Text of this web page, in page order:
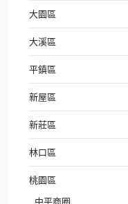
大園區
大溪區
平鎮區
新屋區
新莊區
林口區
桃園區
中平商圈